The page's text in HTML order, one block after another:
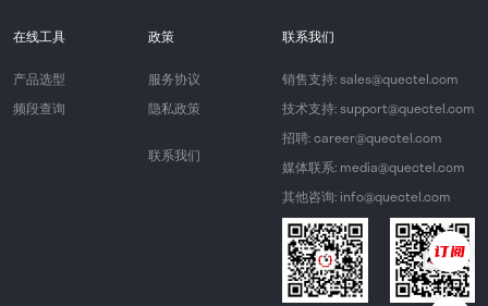
在线工具
产品选型
频段查询
政策
服务协议
隐私政策
联系我们
联系我们
销售支持: sales@quectel.com
技术支持: support@quectel.com
招聘: career@quectel.com
媒体联系: media@quectel.com
其他咨询: info@quectel.com